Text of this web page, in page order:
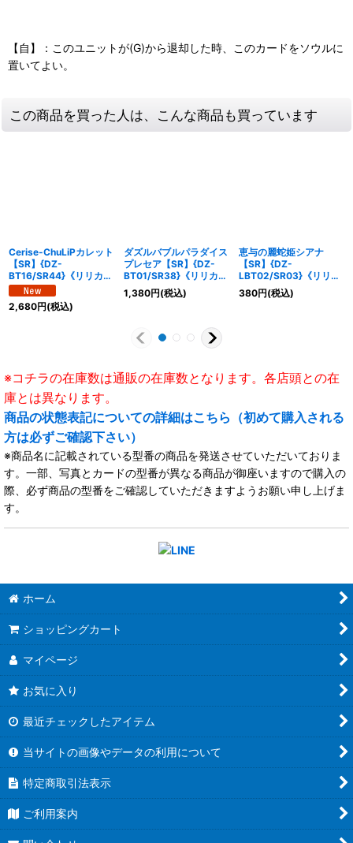
【自】：このユニットが(G)から退却した時、このカードをソウルに
置いてよい。
この商品を買った人は、こんな商品も買っています
Cerise-ChuLiPカレット
【SR】{DZ-
BT16/SR44}《リリカル
モナステリオ》
2,680円(税込)
ダズルバブルパラダイス
プレセア【SR】{DZ-
BT01/SR38}《リリカル
モナステリオ》
1,380円(税込)
恵与の麗蛇姫シアナ
【SR】{DZ-
LBT02/SR03}《リリカ
ルモナステリオ》
380円(税込)
※コチラの在庫数は通販の在庫数となります。各店頭との在
庫とは異なります。
商品の状態表記についての詳細はこちら（初めて購入される
方は必ずご確認下さい）
※商品名に記載されている型番の商品を発送させていただいておりま
す。一部、写真とカードの型番が異なる商品が御座いますので購入の
際、必ず商品の型番をご確認していただきますようお願い申し上げま
す。
ホーム
ショッピングカート
マイページ
お気に入り
最近チェックしたアイテム
当サイトの画像やデータの利用について
特定商取引法表示
ご利用案内